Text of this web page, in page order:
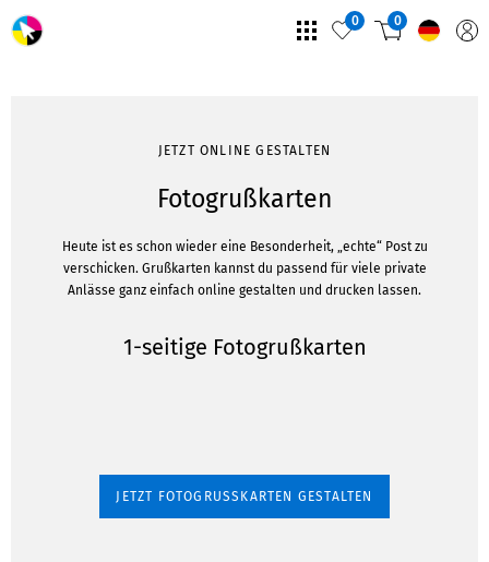
0 0
JETZT ONLINE GESTALTEN
Fotogrußkarten
Heute ist es schon wieder eine Besonderheit, „echte“ Post zu
verschicken. Grußkarten kannst du passend für viele private
Anlässe ganz einfach online gestalten und drucken lassen.
1-seitige Fotogrußkarten
JETZT FOTOGRUSSKARTEN GESTALTEN